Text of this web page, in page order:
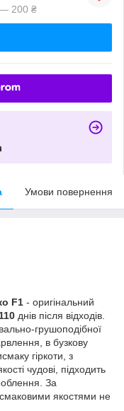
— 200 ₴
Умови повернення
- оригінальний
днів після відходів.
грушоподібної
в бузкову
гіркоти, з
чудові, підходить
За
якостями не